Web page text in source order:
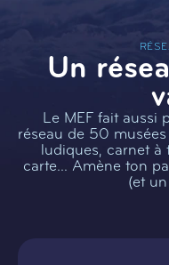
Un
Le MEF fait aussi
réseau de 50
ludiques, carnet à
carte… Amène ton
(et